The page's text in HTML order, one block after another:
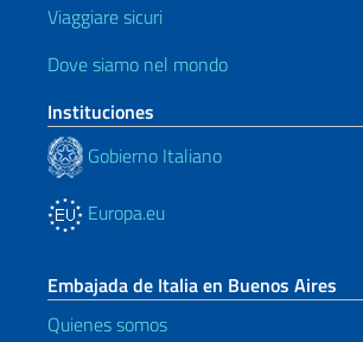
Viaggiare sicuri
Dove siamo nel mondo
Instituciones
Gobierno Italiano
Europa.eu
Embajada de Italia en Buenos Aires
Quienes somos